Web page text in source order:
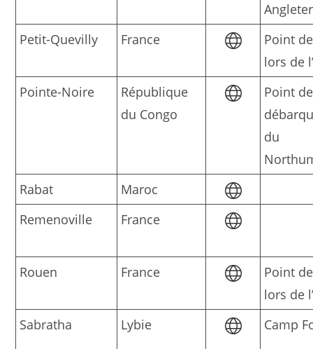
Petit-Quevilly
France
Point
lors de
Pointe-Noire
République
du Congo
Point de
du
Rabat
Maroc
Remenoville
France
Rouen France
Point
lors de
Sabratha
Lybie Camp